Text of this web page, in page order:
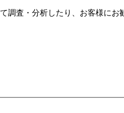
調査・分析したり、お客様に